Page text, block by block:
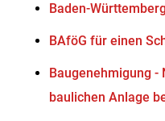
Baden-
BAföG für einen
Baugenehmigung -
baulichen Anlage